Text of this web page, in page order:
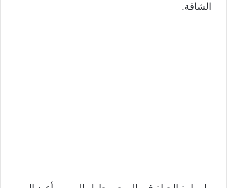
الشاقة.